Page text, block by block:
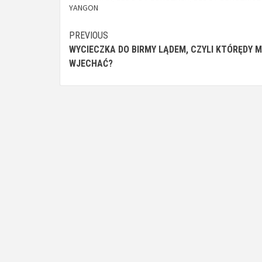
YANGON
Continue
Reading
PREVIOUS
WYCIECZKA DO BIRMY LĄDEM, CZYLI KTÓRĘDY
WJECHAĆ?